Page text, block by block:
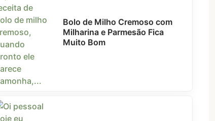
Bolo de Milho Cremoso com
Milharina e Parmesão Fica
Muito Bom